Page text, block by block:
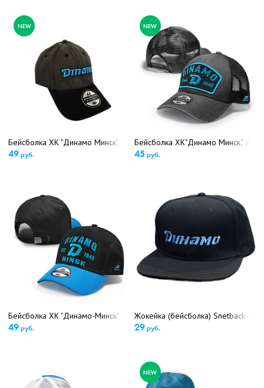
Бейсболка ХК "Динамо Минск", арт. 13326 (5646)
49руб.
NEW
Бейсболка ХК"Динамо Минск",
45 руб.
NEW
Бейсболка ХК "Динамо-Минск" 13234 (5420)
49руб.
Жокейка (бейсболка) Snetback
29 руб.
NEW